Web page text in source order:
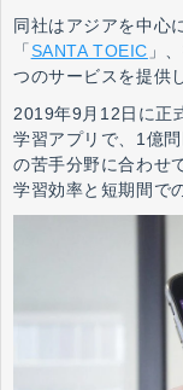
同社はアジアを中心
「SANTA TOEIC 」
つのサービスを提供
2019年9月12日に正
学習アプリで、1億
の苦手分野に合わせ
学習効率と短期間で